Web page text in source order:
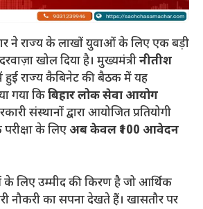
ने राज्य के लाखों युवाओं के लिए एक बड़ी
खोल दिया है। मुख्यमंत्रीनीतीश
हुई राज्य कैबिनेट की बैठक में यह
गया किबिहार लोक सेवा आयोग
संस्थानों द्वारा आयोजित प्रतियोगी
परीक्षा के लिएअब केवल ₹100 आवेदन
लिए उम्मीद की किरण है जो आर्थिक
नौकरी का सपना देखते हैं। खासतौर पर